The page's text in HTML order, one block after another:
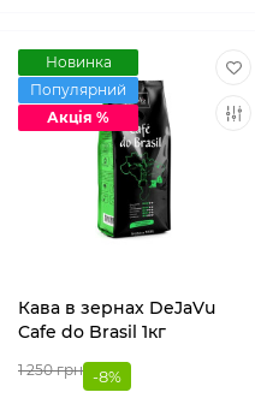
Новинка
Популярний
Акція %
Кава в зернах DeJaVu
Cafe do Brasil 1кг
1 250 грн -8%